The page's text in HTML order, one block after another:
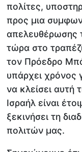
πολίτες,
προς μια
απελευθέρωσης
τώρα στο
τον Πρόεδρο
υπάρχει χρόνος
να κλείσει αυτή
Ισραήλ είναι
ξεκινήσει τη
πολιτών μας.